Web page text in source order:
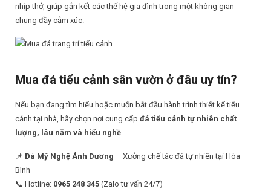
nhịp thở, giúp gắn kết các thế hệ gia đình trong một không gian
chung đầy cảm xúc.
Mua đá tiểu cảnh sân vườn ở đâu uy tín?
Nếu bạn đang tìm hiểu hoặc muốn bắt đầu hành trình thiết kế tiểu
cảnh tại nhà, hãy chọn nơi cung cấp đá tiểu cảnh tự nhiên chất
lượng, lâu năm và hiểu nghề
📌 Đá Mỹ Nghệ Ánh Dương – Xưởng chế tác đá tự nhiên tại Hòa
Bình
📞 Hotline: 0965 248 345 (Zalo tư vấn 24/7)